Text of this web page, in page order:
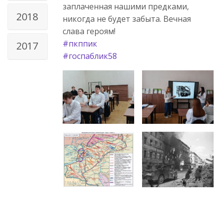
2018
2017
заплаченная нашими предками,
никогда не будет забыта. Вечная
слава героям!
#пкппик
#госпаблик58